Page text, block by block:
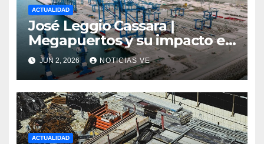
ACTUALIDAD
José Leggio Cassara |
Megapuertos y su impacto en
el turismo y el comercio
global
JUN 2, 2026 NOTICIAS VE
ACTUALIDAD